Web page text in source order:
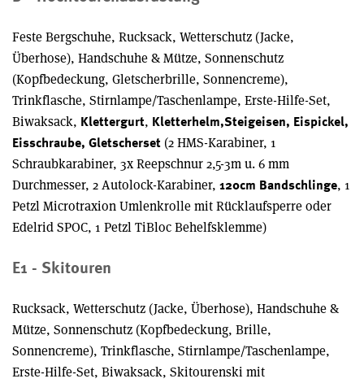
Feste Bergschuhe, Rucksack, Wetterschutz (Jacke,
Überhose), Handschuhe & Mütze, Sonnenschutz
(Kopfbedeckung, Gletscherbrille, Sonnencreme),
Trinkflasche, Stirnlampe/Taschenlampe, Erste-Hilfe-Set,
Biwaksack, Klettergurt, Kletterhelm,Steigeisen, Eispickel,
Eisschraube, Gletscherset (2 HMS-Karabiner, 1
Schraubkarabiner, 3x Reepschnur 2,5-3m u. 6 mm
Durchmesser, 2 Autolock-Karabiner, 120cm Bandschlinge, 1
Petzl Microtraxion Umlenkrolle mit Rücklaufsperre oder
Edelrid SPOC, 1 Petzl TiBloc Behelfsklemme)
E1 - Skitouren
Rucksack, Wetterschutz (Jacke, Überhose), Handschuhe &
Mütze, Sonnenschutz (Kopfbedeckung, Brille,
Sonnencreme), Trinkflasche, Stirnlampe/Taschenlampe,
Erste-Hilfe-Set, Biwaksack, Skitourenski mit